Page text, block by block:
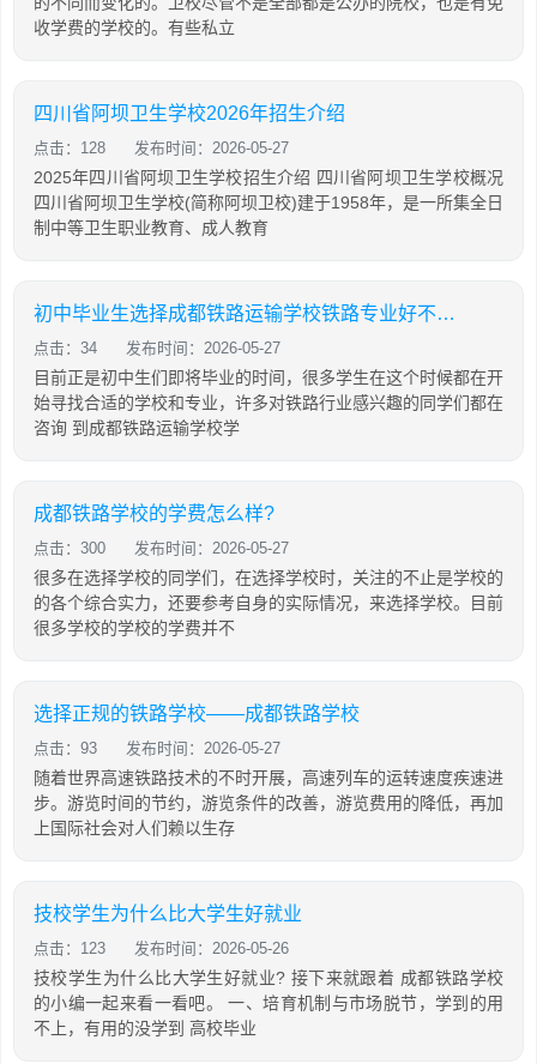
收学费的学校的。有些私立
四川省阿坝卫生学校2026年招生介绍
点击：128 发布时间：2026-05-27
2025年四川省阿坝卫生学校招生介绍 四川省阿坝卫生学校概况
四川省阿坝卫生学校(简称阿坝卫校)建于1958年，是一所集全日
制中等卫生职业教育、成人教育
初中毕业生选择成都铁路运输学校铁路专业好不好?
点击：34 发布时间：2026-05-27
目前正是初中生们即将毕业的时间，很多学生在这个时候都在开
始寻找合适的学校和专业，许多对铁路行业感兴趣的同学们都在
咨询 到成都铁路运输学校学
成都铁路学校的学费怎么样?
点击：300 发布时间：2026-05-27
很多在选择学校的同学们，在选择学校时，关注的不止是学校的
的各个综合实力，还要参考自身的实际情况，来选择学校。目前
很多学校的学校的学费并不
选择正规的铁路学校——成都铁路学校
点击：93 发布时间：2026-05-27
随着世界高速铁路技术的不时开展，高速列车的运转速度疾速进
步。游览时间的节约，游览条件的改善，游览费用的降低，再加
上国际社会对人们赖以生存
技校学生为什么比大学生好就业
点击：123 发布时间：2026-05-26
技校学生为什么比大学生好就业? 接下来就跟着 成都铁路学校
的小编一起来看一看吧。 一、培育机制与市场脱节，学到的用
不上，有用的没学到 高校毕业